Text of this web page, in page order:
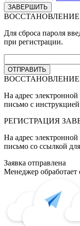
Для сброса пароля
при регистрации.
На адрес
письмо с
РЕГИСТРАЦИЯ
На адрес
письмо со ссылкой
Заявка отправлена
Менеджер обработает